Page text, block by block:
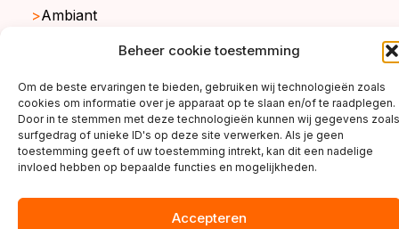
Beheer cookie toestemming
Om de beste ervaringen te bieden, gebruiken wij technologieën zoals
cookies om informatie over je apparaat op te slaan en/of te raadplegen.
Door in te stemmen met deze technologieën kunnen wij gegevens zoals
surfgedrag of unieke ID's op deze site verwerken. Als je geen
toestemming geeft of uw toestemming intrekt, kan dit een nadelige
invloed hebben op bepaalde functies en mogelijkheden.
Accepteren
Ambiant
copyright ©2026